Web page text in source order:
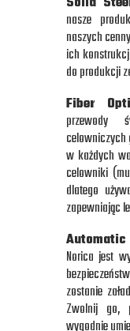
nasze
naszych
ich
do produkcji
Fiber
przewody
celowniczych
w każdych
celowniki
dlatego
zapewniając
Automatic
Norica jest
zostanie
Zwolnij go,